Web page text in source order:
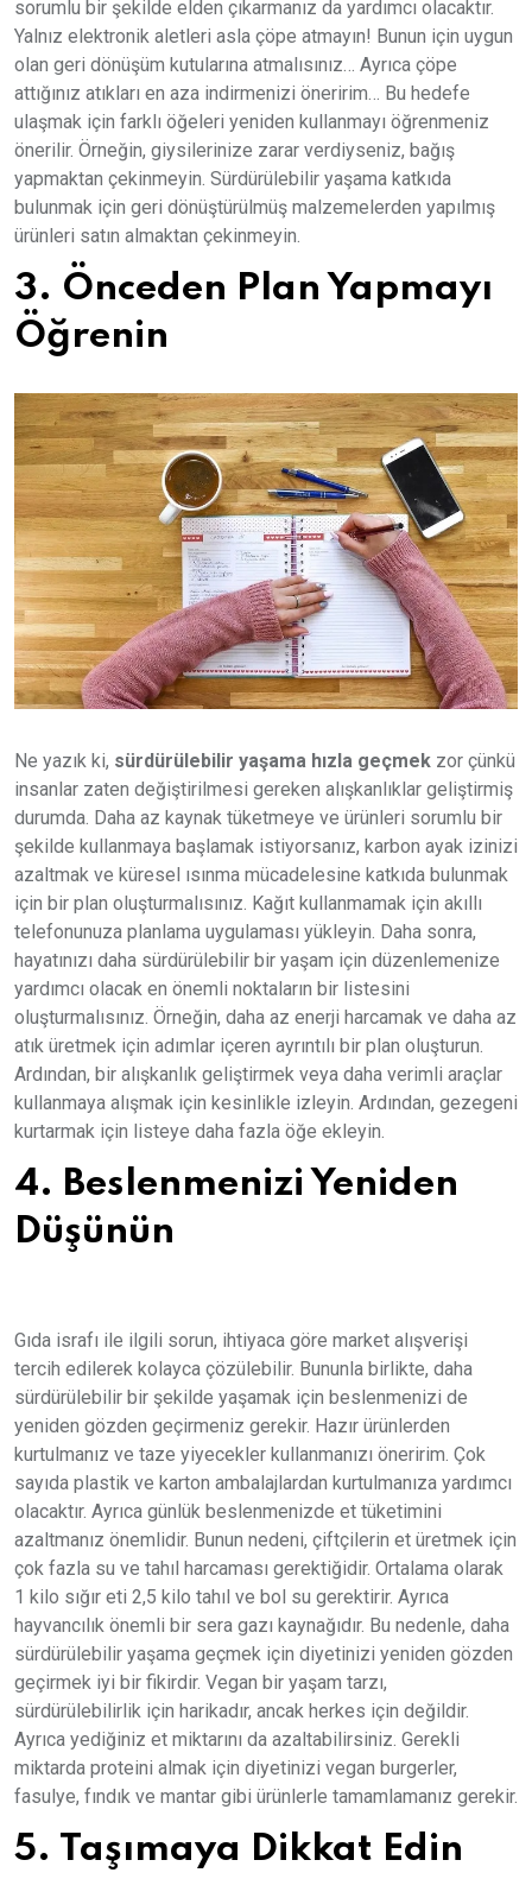
sorumlu bir şekilde elden çıkarmanız da yardımcı olacaktır.
Yalnız elektronik aletleri asla çöpe atmayın! Bunun için uygun
olan geri dönüşüm kutularına atmalısınız… Ayrıca çöpe
attığınız atıkları en aza indirmenizi öneririm… Bu hedefe
ulaşmak için farklı öğeleri yeniden kullanmayı öğrenmeniz
önerilir. Örneğin, giysilerinize zarar verdiyseniz, bağış
yapmaktan çekinmeyin. Sürdürülebilir yaşama katkıda
bulunmak için geri dönüştürülmüş malzemelerden yapılmış
ürünleri satın almaktan çekinmeyin.
3. Önceden Plan Yapmayı
Öğrenin
Ne yazık ki, sürdürülebilir yaşama hızla geçmek zor çünkü
insanlar zaten değiştirilmesi gereken alışkanlıklar geliştirmiş
durumda. Daha az kaynak tüketmeye ve ürünleri sorumlu bir
şekilde kullanmaya başlamak istiyorsanız, karbon ayak izinizi
azaltmak ve küresel ısınma mücadelesine katkıda bulunmak
için bir plan oluşturmalısınız. Kağıt kullanmamak için akıllı
telefonunuza planlama uygulaması yükleyin. Daha sonra,
hayatınızı daha sürdürülebilir bir yaşam için düzenlemenize
yardımcı olacak en önemli noktaların bir listesini
oluşturmalısınız. Örneğin, daha az enerji harcamak ve daha az
atık üretmek için adımlar içeren ayrıntılı bir plan oluşturun.
Ardından, bir alışkanlık geliştirmek veya daha verimli araçlar
kullanmaya alışmak için kesinlikle izleyin. Ardından, gezegeni
kurtarmak için listeye daha fazla öğe ekleyin.
4. Beslenmenizi Yeniden
Düşünün
Gıda israfı ile ilgili sorun, ihtiyaca göre market alışverişi
tercih edilerek kolayca çözülebilir. Bununla birlikte, daha
sürdürülebilir bir şekilde yaşamak için beslenmenizi de
yeniden gözden geçirmeniz gerekir. Hazır ürünlerden
kurtulmanız ve taze yiyecekler kullanmanızı öneririm. Çok
sayıda plastik ve karton ambalajlardan kurtulmanıza yardımcı
olacaktır. Ayrıca günlük beslenmenizde et tüketimini
azaltmanız önemlidir. Bunun nedeni, çiftçilerin et üretmek için
çok fazla su ve tahıl harcaması gerektiğidir. Ortalama olarak
1 kilo sığır eti 2,5 kilo tahıl ve bol su gerektirir. Ayrıca
hayvancılık önemli bir sera gazı kaynağıdır. Bu nedenle, daha
sürdürülebilir yaşama geçmek için diyetinizi yeniden gözden
geçirmek iyi bir fikirdir. Vegan bir yaşam tarzı,
sürdürülebilirlik için harikadır, ancak herkes için değildir.
Ayrıca yediğiniz et miktarını da azaltabilirsiniz. Gerekli
miktarda proteini almak için diyetinizi vegan burgerler,
fasulye, fındık ve mantar gibi ürünlerle tamamlamanız gerekir.
5. Taşımaya Dikkat Edin